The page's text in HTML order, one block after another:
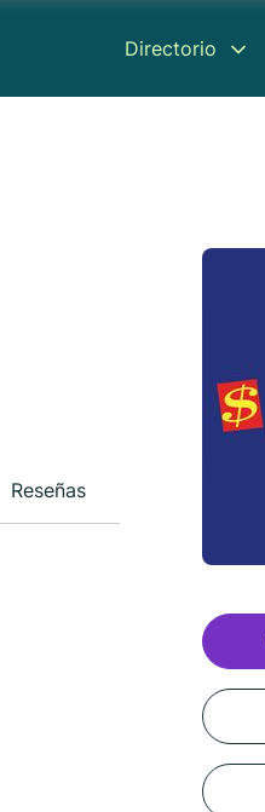
Directorio
Reseñas